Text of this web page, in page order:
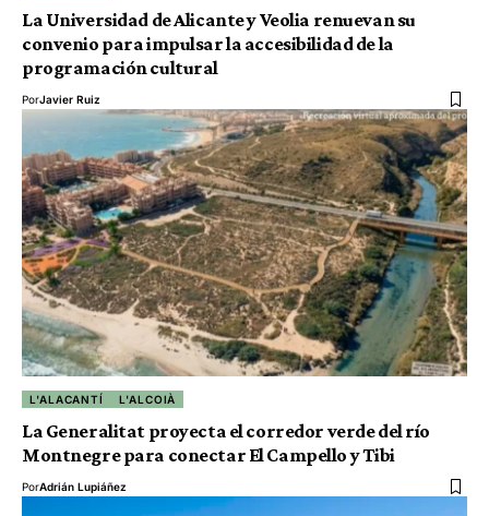
La Universidad de Alicante y Veolia renuevan su
convenio para impulsar la accesibilidad de la
programación cultural
PorJavier Ruiz
L'ALACANTÍ L'ALCOIÀ
La Generalitat proyecta el corredor verde del río
Montnegre para conectar El Campello y Tibi
PorAdrián Lupiáñez